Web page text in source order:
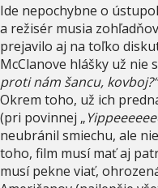
Ide nepochybne o
a režisér musia
prejavilo aj na toľko
McClanove hlášky už nie
proti nám šancu, kovboj?“
Okrem toho, už ich
(pri povinnej „
neubránil smiechu, ale
toho, film musí mať aj
musí pekne viať,